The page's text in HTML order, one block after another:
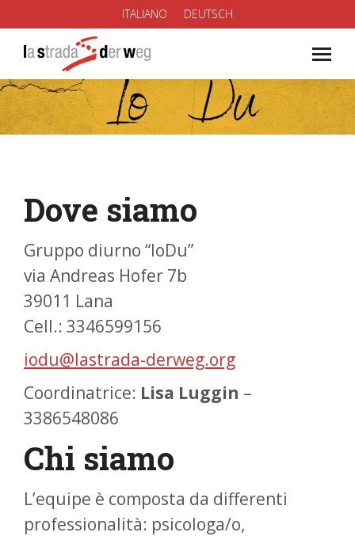
ITALIANO DEUTSCH
You are here:
Dove siamo
Gruppo diurno “IoDu”
via Andreas Hofer 7b
39011 Lana
Cell.: 3346599156
iodu@lastrada-derweg.org
Coordinatrice: Lisa Luggin –
3386548086
Chi siamo
L’equipe è composta da differenti
professionalità: psicologa/o,